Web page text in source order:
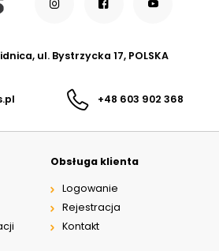
ul. Bystrzycka 17, POLSKA
+48 603 902 368
Obsługa klienta
Logowanie
Rejestracja
Kontakt